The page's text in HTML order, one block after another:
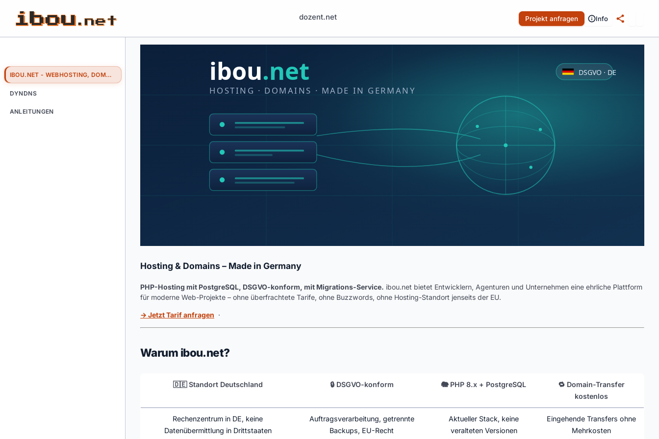
dozent.net Projekt anfragen Info
IBOU.NET - WEBHOSTING, DOMAINSERVICE, PROJEKTUNTERSTÜTZUNG
DYNDNS
ANLEITUNGEN
ibou.net
HOSTING · DOMAINS · MADE IN GERMANY
DSGVO · DE
Hosting & Domains – Made in Germany
PHP-Hosting mit PostgreSQL, DSGVO-konform, mit Migrations-Service. ibou.net bietet Entwicklern, Agenturen und Unternehmen eine ehrliche Plattform
für moderne Web-Projekte – ohne überfrachtete Tarife, ohne Buzzwords, ohne Hosting-Standort jenseits der EU.
→ Jetzt Tarif anfragen ·
Warum ibou.net?
🇩🇪 Standort Deutschland 🔒 DSGVO-konform 🐘 PHP 8.x + PostgreSQL
🔁 Domain-Transfer
kostenlos
Rechenzentrum in DE, keine
Datenübermittlung in Drittstaaten
Auftragsverarbeitung, getrennte
Backups, EU-Recht
Aktueller Stack, keine
veralteten Versionen
Eingehende Transfers ohne
Mehrkosten